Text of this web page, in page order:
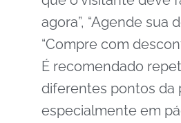
agora”, “Agende sua
“Compre com
É recomendado
diferentes pontos da
especialmente em